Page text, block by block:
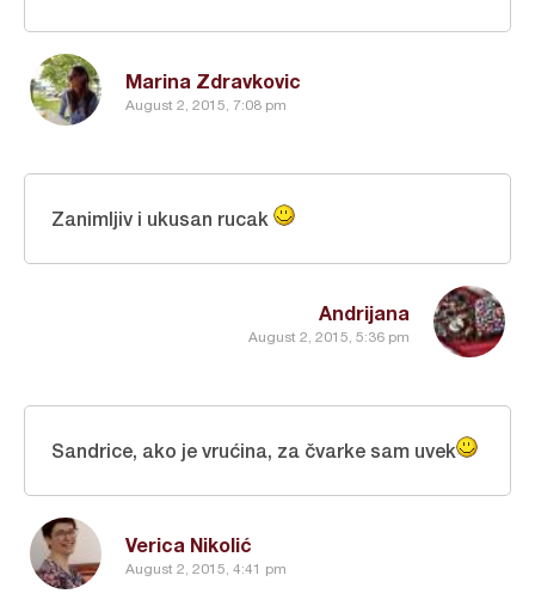
Marina Zdravkovic
August 2, 2015, 7:08 pm
Andrijana
August 2, 2015, 5:36 pm
Zanimljiv i ukusan rucak
Verica Nikolić
August 2, 2015, 4:41 pm
Sandrice, ako je vrućina, za čvarke sam uvek